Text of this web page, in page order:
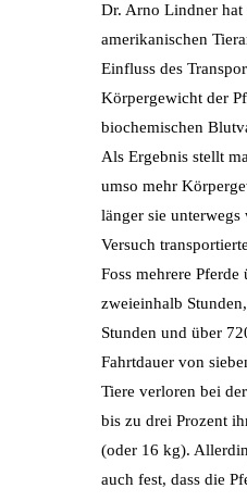
Dr. Arno Lindner hat
amerikanischen
Einfluss des
Körpergewicht der
biochemischen
Als Ergebnis stellt
umso mehr
länger sie unterwegs
Versuch
Foss mehrere
zweieinhalb
Stunden und über
Fahrtdauer von
Tiere verloren bei
bis zu drei Prozent
(oder 16 kg).
auch fest, dass die